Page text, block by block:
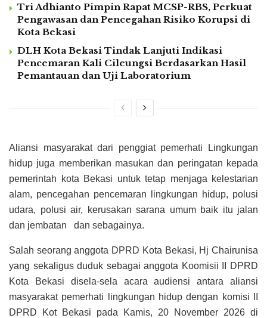
Tri Adhianto Pimpin Rapat MCSP-RBS, Perkuat
Pengawasan dan Pencegahan Risiko Korupsi di
Kota Bekasi
DLH Kota Bekasi Tindak Lanjuti Indikasi
Pencemaran Kali Cileungsi Berdasarkan Hasil
Pemantauan dan Uji Laboratorium
Aliansi masyarakat dari penggiat pemerhati Lingkungan
hidup juga memberikan masukan dan peringatan kepada
pemerintah kota Bekasi untuk tetap menjaga kelestarian
alam, pencegahan pencemaran lingkungan hidup, polusi
udara, polusi air, kerusakan sarana umum baik itu jalan
dan jembatan dan sebagainya.
Salah seorang anggota DPRD Kota Bekasi, Hj Chairunisa
yang sekaligus duduk sebagai anggota Koomisii II DPRD
Kota Bekasi disela-sela acara audiensi antara aliansi
masyarakat pemerhati lingkungan hidup dengan komisi II
DPRD Kot Bekasi pada Kamis, 20 November 2026 di